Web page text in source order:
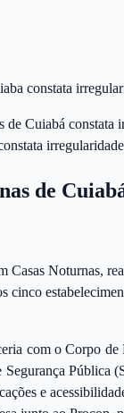
constata
de Cuiabá constata
de
Casas Noturnas,
cinco
com o Corpo
Pública
e